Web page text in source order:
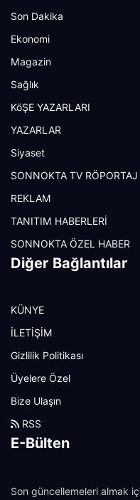
Son Dakika
Ekonomi
Magazin
Sağlık
KöŞE YAZARLARI
YAZARLAR
Siyaset
SONNOKTA TV RÖPORTAJ
REKLAM
TANITIM HABERLERİ
SONNOKTA ÖZEL HABER
Diğer Bağlantılar
KÜNYE
İLETİŞİM
Gizlilik Politikası
Üyelere Özel
Bize Ulaşın
RSS
E-Bülten
Son güncellemeleri almak